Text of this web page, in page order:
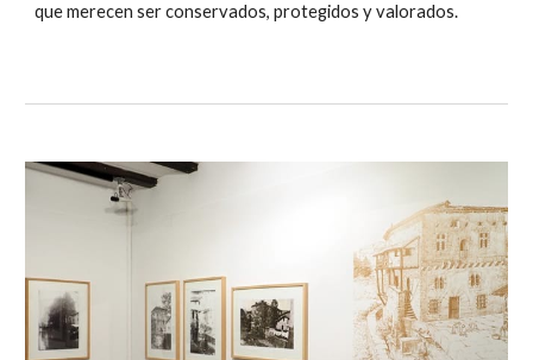
que merecen ser conservados, protegidos y valorados.